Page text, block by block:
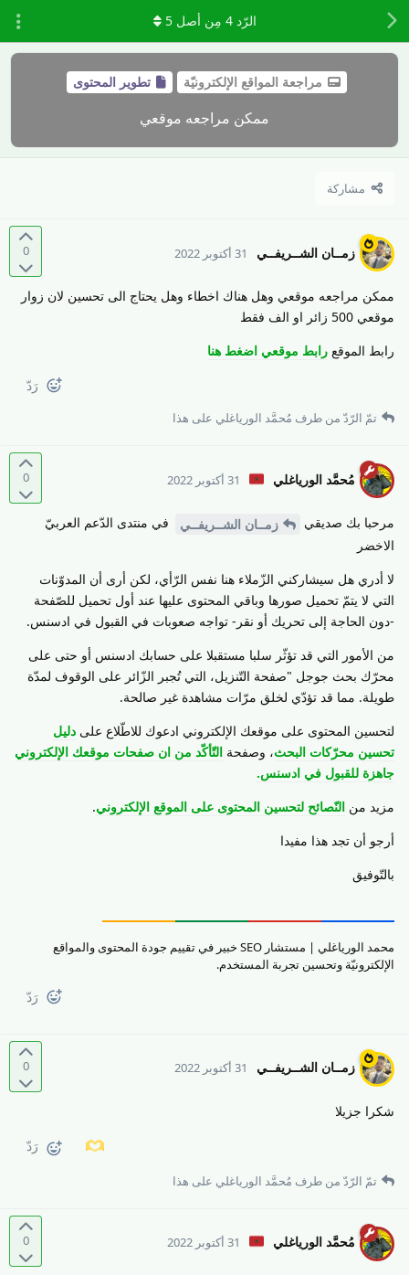
مراجعة المواقع الإلكترونيّة تطوير المحتوى
ممكن مراجعه موقعي
مشاركة
الرّد4 مِن أصل5
0 زمــان الشــريفــي 31 أكتوبر 2022
ممكن مراجعه موقعي وهل هناك اخطاء وهل يحتاج الى تحسين لان زوار
موقعي 500 زائر او الف فقط
رابط الموقع رابط موقعي اضغط هنا
رَدّ
تمّ الرّدّ من طرف مُحمَّد الورياغلي على هذا
0 مُحمَّد الورياغلي 31 أكتوبر 2022
مرحبا بك صديقي زمــان الشــريفــي
في منتدى الدّعم العربيّ
الاخضر
لا أدري هل سيشاركني الزّملاء هنا نفس الرّأي، لكن أرى أن المدوّنات
التي لا يتمّ تحميل صورها وباقي المحتوى عليها عند أول تحميل للصّفحة
-دون الحاجة إلى تحريك أو نقر- تواجه صعوبات في القبول في ادسنس.
من الأمور التي قد تؤثّر سلبا مستقبلا على حسابك ادسنس أو حتى على
محرّك بحث جوجل "صفحة التّنزيل، التي تُجبر الزّائر على الوقوف لمدّة
طويلة. مما قد تؤدّي لخلق مرّات مشاهدة غير صالحة.
لتحسين المحتوى على موقعك الإلكتروني ادعوك للاطّلاع على دليل
تحسين محرّكات البحث، وصفحة التّأكّد من ان صفحات موقعك الإلكتروني
جاهزة للقبول في ادسنس.
مزيد من النّصائح لتحسين المحتوى على الموقع الإلكتروني.
أرجو أن تجد هذا مفيدا
بالتّوفيق
محمد الورياغلي | مستشار SEO خبير في تقييم جودة المحتوى والمواقع
الإلكترونيّة وتحسين تجربة المستخدم.
رَدّ
0 زمــان الشــريفــي 31 أكتوبر 2022
شكرا جزيلا
رَدّ
تمّ الرّدّ من طرف مُحمَّد الورياغلي على هذا
0 مُحمَّد الورياغلي 31 أكتوبر 2022